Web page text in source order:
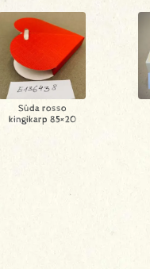
Süda rosso
kingikarp 85×20